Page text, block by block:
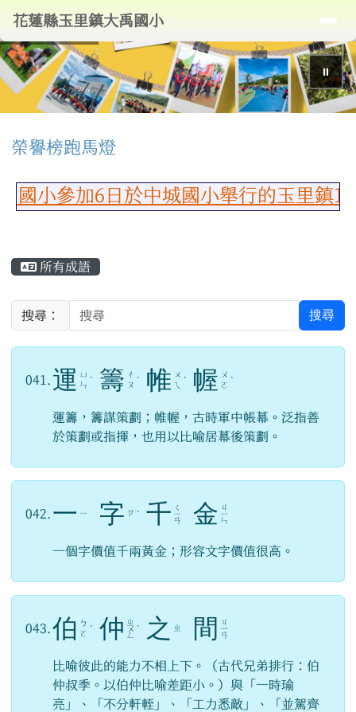
花蓮縣玉里鎮大禹國小
導覽列
花蓮縣玉里鎮大禹國小
⏸
上中區域內容
榮譽榜跑馬燈
參加6日於中城國小舉行的玉里鎮115
所有成語
搜尋： 搜尋
041. 運 ㄩ
ㄣ ˋ 籌 ㄔ
ㄡ ˊ 帷 ㄨ
ㄟ
ˊ 幄 ㄨ
ㄛ ˋ
運籌，籌謀策劃；帷幄，古時軍中帳幕。泛指善
於策劃或指揮，也用以比喻居幕後策劃。
042. 一 ㄧ 字 ㄗ ˋ 千 ㄑ
ㄧ
ㄢ 金 ㄐ
ㄧ
ㄣ
一個字價值千兩黃金；形容文字價值很高。
043. 伯 ㄅ
ㄛ ˊ 仲 ㄓ
ㄨ
ㄥ
ˋ 之 ㄓ 間 ㄐ
ㄧ
ㄢ
比喻彼此的能力不相上下。（古代兄弟排行：伯
仲叔季。以伯仲比喻差距小。）與「一時瑜
亮」、「不分軒輊」、「工力悉敵」、「並駕齊